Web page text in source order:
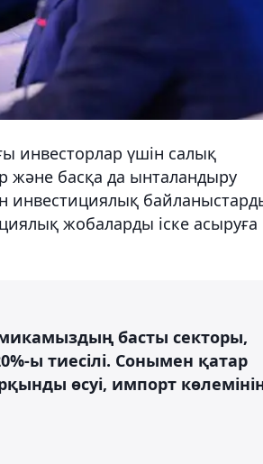
инвесторлар үшін салық
және басқа да ынталандыру
инвестициялық
жобаларды іске асыруға
басты секторы,
ы тиесілі. Сонымен қатар
өсуі, импорт